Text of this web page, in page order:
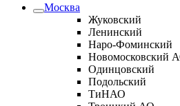
Москва
Жуковский
Ленинский
Наро-Фоминский
Новомосковский
Одинцовский
Подольский
ТиНАО